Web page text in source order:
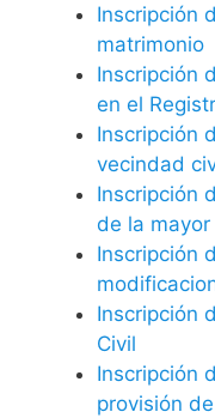
Inscripción
matrimonio
Inscripción
en el
Inscripción
vecindad
Inscripción
de la mayor
Inscripción
Inscripción
Civil
Inscripción
provisión